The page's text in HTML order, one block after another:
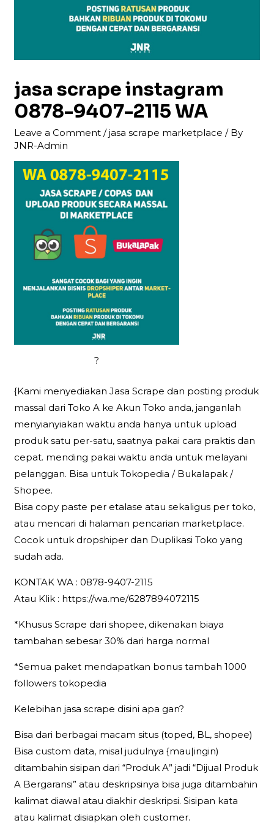
jasa scrape instagram
0878-9407-2115 WA
Leave a Comment /jasa scrape marketplace / By
JNR-Admin
?
{Kami menyediakan Jasa Scrape dan posting produk
massal dari Toko A ke Akun Toko anda, janganlah
menyianyiakan waktu anda hanya untuk upload
produk satu per-satu, saatnya pakai cara praktis dan
cepat. mending pakai waktu anda untuk melayani
pelanggan. Bisa untuk Tokopedia / Bukalapak /
Shopee.
Bisa copy paste per etalase atau sekaligus per toko,
atau mencari di halaman pencarian marketplace.
Cocok untuk dropshiper dan Duplikasi Toko yang
sudah ada.
KONTAK WA : 0878-9407-2115
Atau Klik : https://wa.me/6287894072115
*Khusus Scrape dari shopee, dikenakan biaya
tambahan sebesar 30% dari harga normal
*Semua paket mendapatkan bonus tambah 1000
followers tokopedia
Kelebihan jasa scrape disini apa gan?
Bisa dari berbagai macam situs (toped, BL, shopee)
Bisa custom data, misal judulnya {mau|ingin)
ditambahin sisipan dari “Produk A” jadi “Dijual Produk
A Bergaransi” atau deskripsinya bisa juga ditambahin
kalimat diawal atau diakhir deskripsi. Sisipan kata
atau kalimat disiapkan oleh customer.